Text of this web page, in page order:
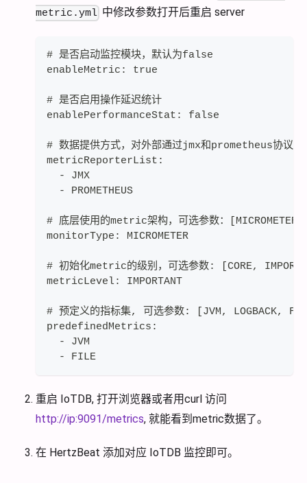
metric.yml 中修改参数打开后重启 server
# 是否启动监控模块，默认为false
enableMetric: true
# 是否启用操作延迟统计
enablePerformanceStat: false
# 数据提供方式，对外部通过jmx和prometheus协议
metricReporterList:
  - JMX
  - PROMETHEUS
# 底层使用的metric架构，可选参数：[MICROMETER,
monitorType: MICROMETER
# 初始化metric的级别，可选参数: [CORE,
metricLevel: IMPORTANT
# 预定义的指标集, 可选参数: [JVM, LOGBACK,
predefinedMetrics:
  - JVM
  - FILE
重启 IoTDB, 打开浏览器或者用curl 访问
http://ip:9091/metrics, 就能看到metric数据了。
在 HertzBeat 添加对应 IoTDB 监控即可。